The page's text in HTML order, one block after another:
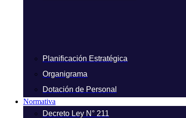
Planificación Estratégica
Organigrama
Dotación de Personal
Normativa
Decreto Ley N° 211